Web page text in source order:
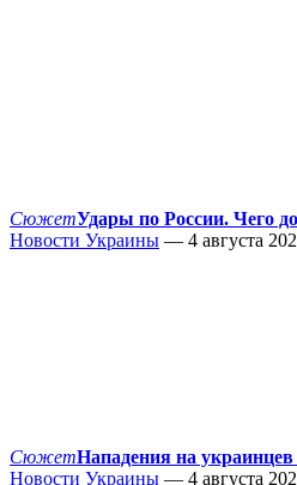
СюжетУдары по России. Чего
Новости Украины — 4 августа
СюжетНападения на
Новости Украины — 4 августа